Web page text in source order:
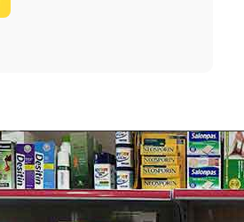
Nước tẩy trang
Water Witch
bụi bẩn, bã nhờn trên bề mặt
lỗ chân lông để giải phóng bụi
và vi khuẩn.